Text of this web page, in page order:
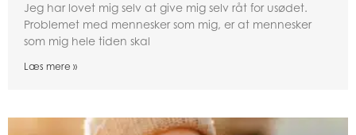
Jeg har lovet mig selv at give mig selv råt for usødet.
Problemet med mennesker som mig, er at mennesker
som mig hele tiden skal
Læs mere »